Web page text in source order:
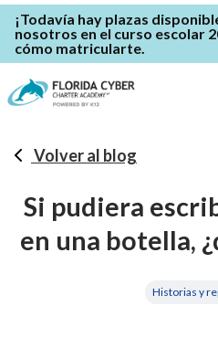
¡Todavía hay plazas
nosotros en el curso escolar
cómo matricularte.
Volver al blog
Si pudiera
en una botella,
Historias y